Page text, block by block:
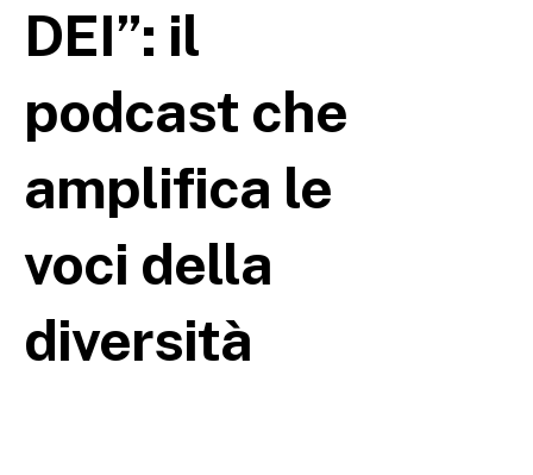
DEI”: il
podcast che
amplifica le
voci della
diversità